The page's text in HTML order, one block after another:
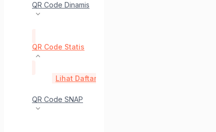
QR Code Dinamis
QR Code Statis
Lihat Daftar Merchant Static QR Code
QR Code SNAP